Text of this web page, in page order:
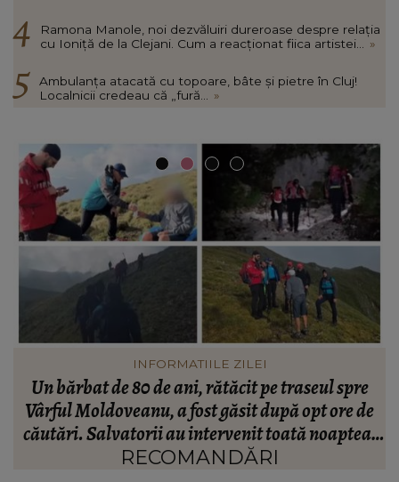
Ramona Manole, noi dezvăluiri dureroase despre relația
cu Ioniță de la Clejani. Cum a reacționat fiica artistei...
»
Ambulanța atacată cu topoare, bâte și pietre în Cluj!
Localnicii credeau că „fură...
»
VEDETE
Maria Constantin, dezvăluiri surprinzătoare la
trei ani de la nunta cu Robert Stoica: „Ne-a luat
valul.”
RECOMANDĂRI